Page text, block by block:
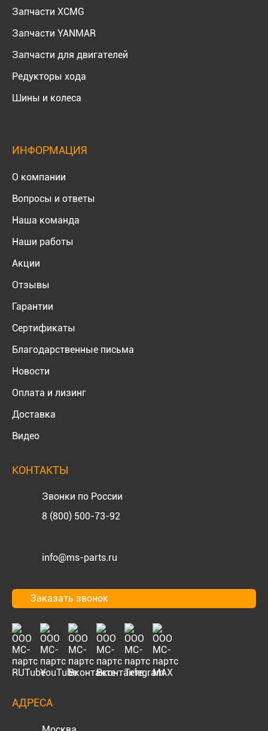
Запчасти XCMG
Запчасти YANMAR
Запчасти для двигателей
Редукторы хода
Шины и колеса
ИНФОРМАЦИЯ
О компании
Вопросы и ответы
Наша команда
Наши работы
Акции
Отзывы
Гарантии
Сертификаты
Благодарственные письма
Новости
Оплата и лизинг
Доставка
Видео
КОНТАКТЫ
Звонки по России
8 (800) 500-73-92
info@ms-parts.ru
Заказать звонок
АДРЕСА